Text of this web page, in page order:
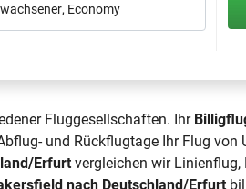
, Economy
Fluggesellschaften. Ihr
und Rückflugtage Ihr Flug von
Erfurt vergleichen wir
nach Deutschland/Erfurt